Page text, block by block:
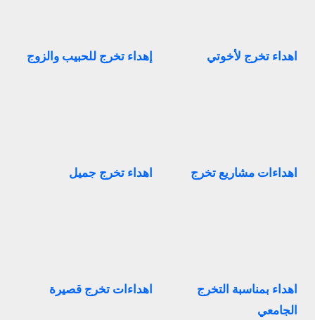
اهداء تخرج لأخوتي إهداء تخرج للحبيب والزوج
اهداءات مشاريع تخرج اهداء تخرج جميل
اهداء بمناسبة التخرج
الجامعي
اهداءات تخرج قصيرة